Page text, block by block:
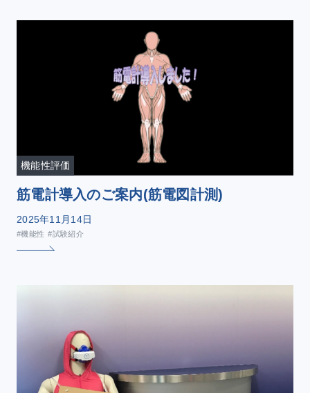
機能性評価
筋電計導入のご案内(筋電図計測)
2025年11月14日
#機能性 #試験紹介